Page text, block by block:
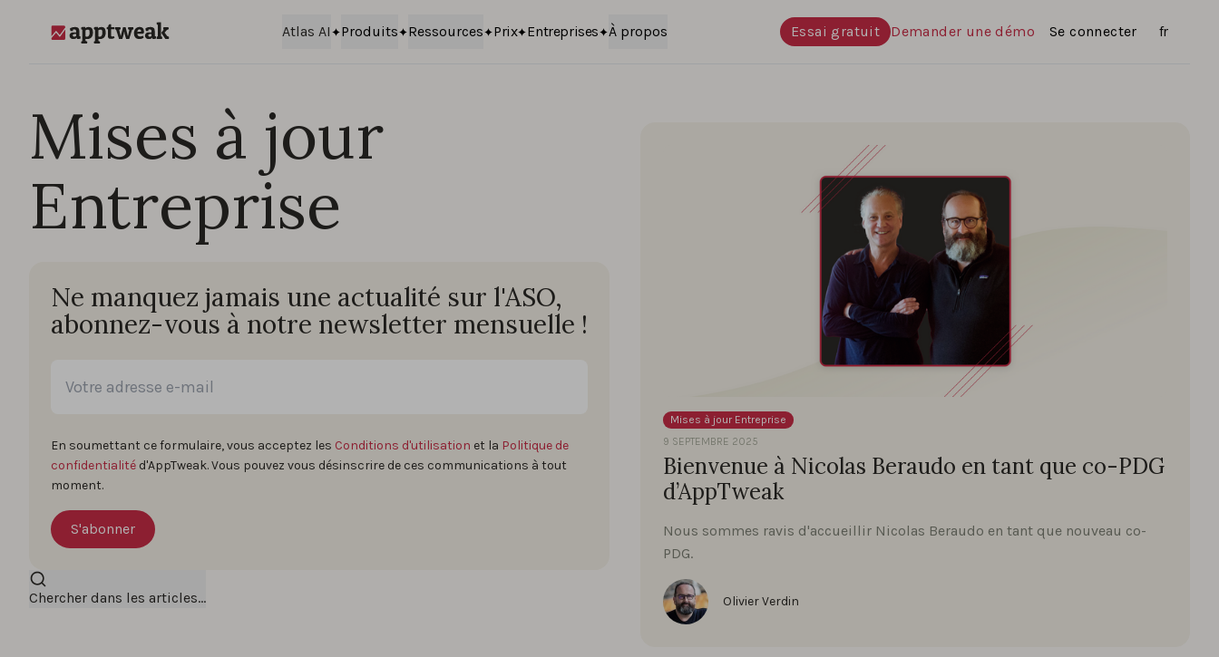
Atlas AI Produits Ressources Prix Entreprises À propos Essai gratuit Demander une démo Se connecter Langues
fr
Mises à jour
Entreprise
Ne manquez jamais une actualité sur l'ASO,
abonnez-vous à notre newsletter mensuelle !
En soumettant ce formulaire, vous acceptez les Conditions d'utilisation et la Politique de
confidentialité d'AppTweak. Vous pouvez vous désinscrire de ces communications à tout
moment.
Chercher dans les articles...
Mises à jour Entreprise
9 SEPTEMBRE 2025
Bienvenue à Nicolas Beraudo en tant que co-PDG
d’AppTweak
Nous sommes ravis d'accueillir Nicolas Beraudo en tant que nouveau co-
PDG.
Olivier Verdin